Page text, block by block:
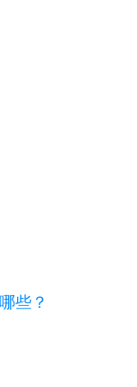
些？